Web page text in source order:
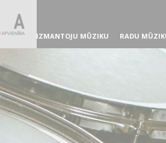
IZMANTOJU MŪZIKU RADU